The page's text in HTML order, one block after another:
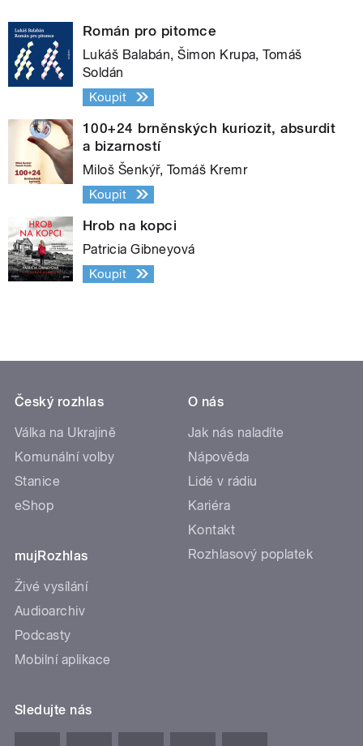
Román pro pitomce
Lukáš Balabán, Šimon Krupa, Tomáš
Soldán
Koupit
100+24 brněnských kuriozit, absurdit
a bizarností
Miloš Šenkýř, Tomáš Kremr
Koupit
Hrob na kopci
Patricia Gibneyová
Koupit
Český rozhlas
Válka na Ukrajině
Komunální volby
Stanice
eShop
mujRozhlas
Živé vysílání
Audioarchiv
Podcasty
Mobilní aplikace
O nás
Jak nás naladíte
Nápověda
Lidé v rádiu
Kariéra
Kontakt
Rozhlasový poplatek
Sledujte nás